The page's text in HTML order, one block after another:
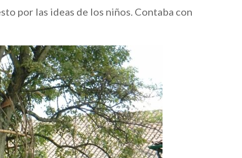
por las ideas de los niños. Contaba con